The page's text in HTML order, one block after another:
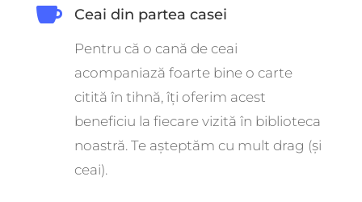
 Ceai din partea casei
Pentru că o cană de ceai
acompaniază foarte bine o carte
citită în tihnă, îți oferim acest
beneficiu la fiecare vizită în biblioteca
noastră. Te așteptăm cu mult drag (și
ceai).